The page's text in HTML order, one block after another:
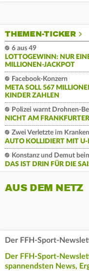
THEMEN-TICKER
6 aus 49
LOTTOGEWINN: NUR
MILLIONEN-JACKPOT
Facebook-Konzern
META SOLL 567
KINDER ZAHLEN
Polizei warnt Drohnen-
NICHT AM
Zwei Verletzte im
AUTO KOLLIDIERT MIT U-
Konstanz und Demut
DAS IST DRIN FÜR DIE
AUS DEM NETZ
Der FFH-Sport-
Der FFH-Sport-
spannendsten News,